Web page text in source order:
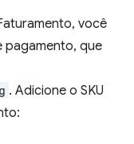
você
pagamento, que
. Adicione o SKU